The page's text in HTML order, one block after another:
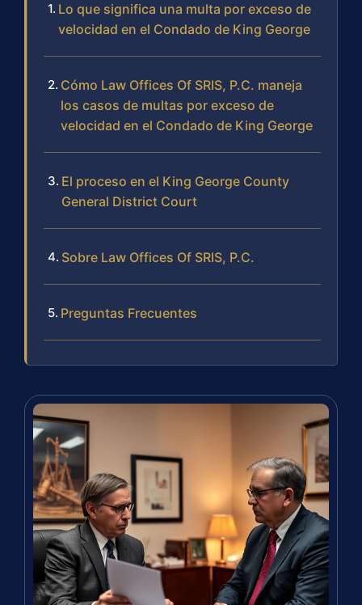
Lo que significa una multa por exceso de
velocidad en el Condado de King George
Cómo Law Offices Of SRIS, P.C. maneja
los casos de multas por exceso de
velocidad en el Condado de King George
El proceso en el King George County
General District Court
Sobre Law Offices Of SRIS, P.C.
Preguntas Frecuentes